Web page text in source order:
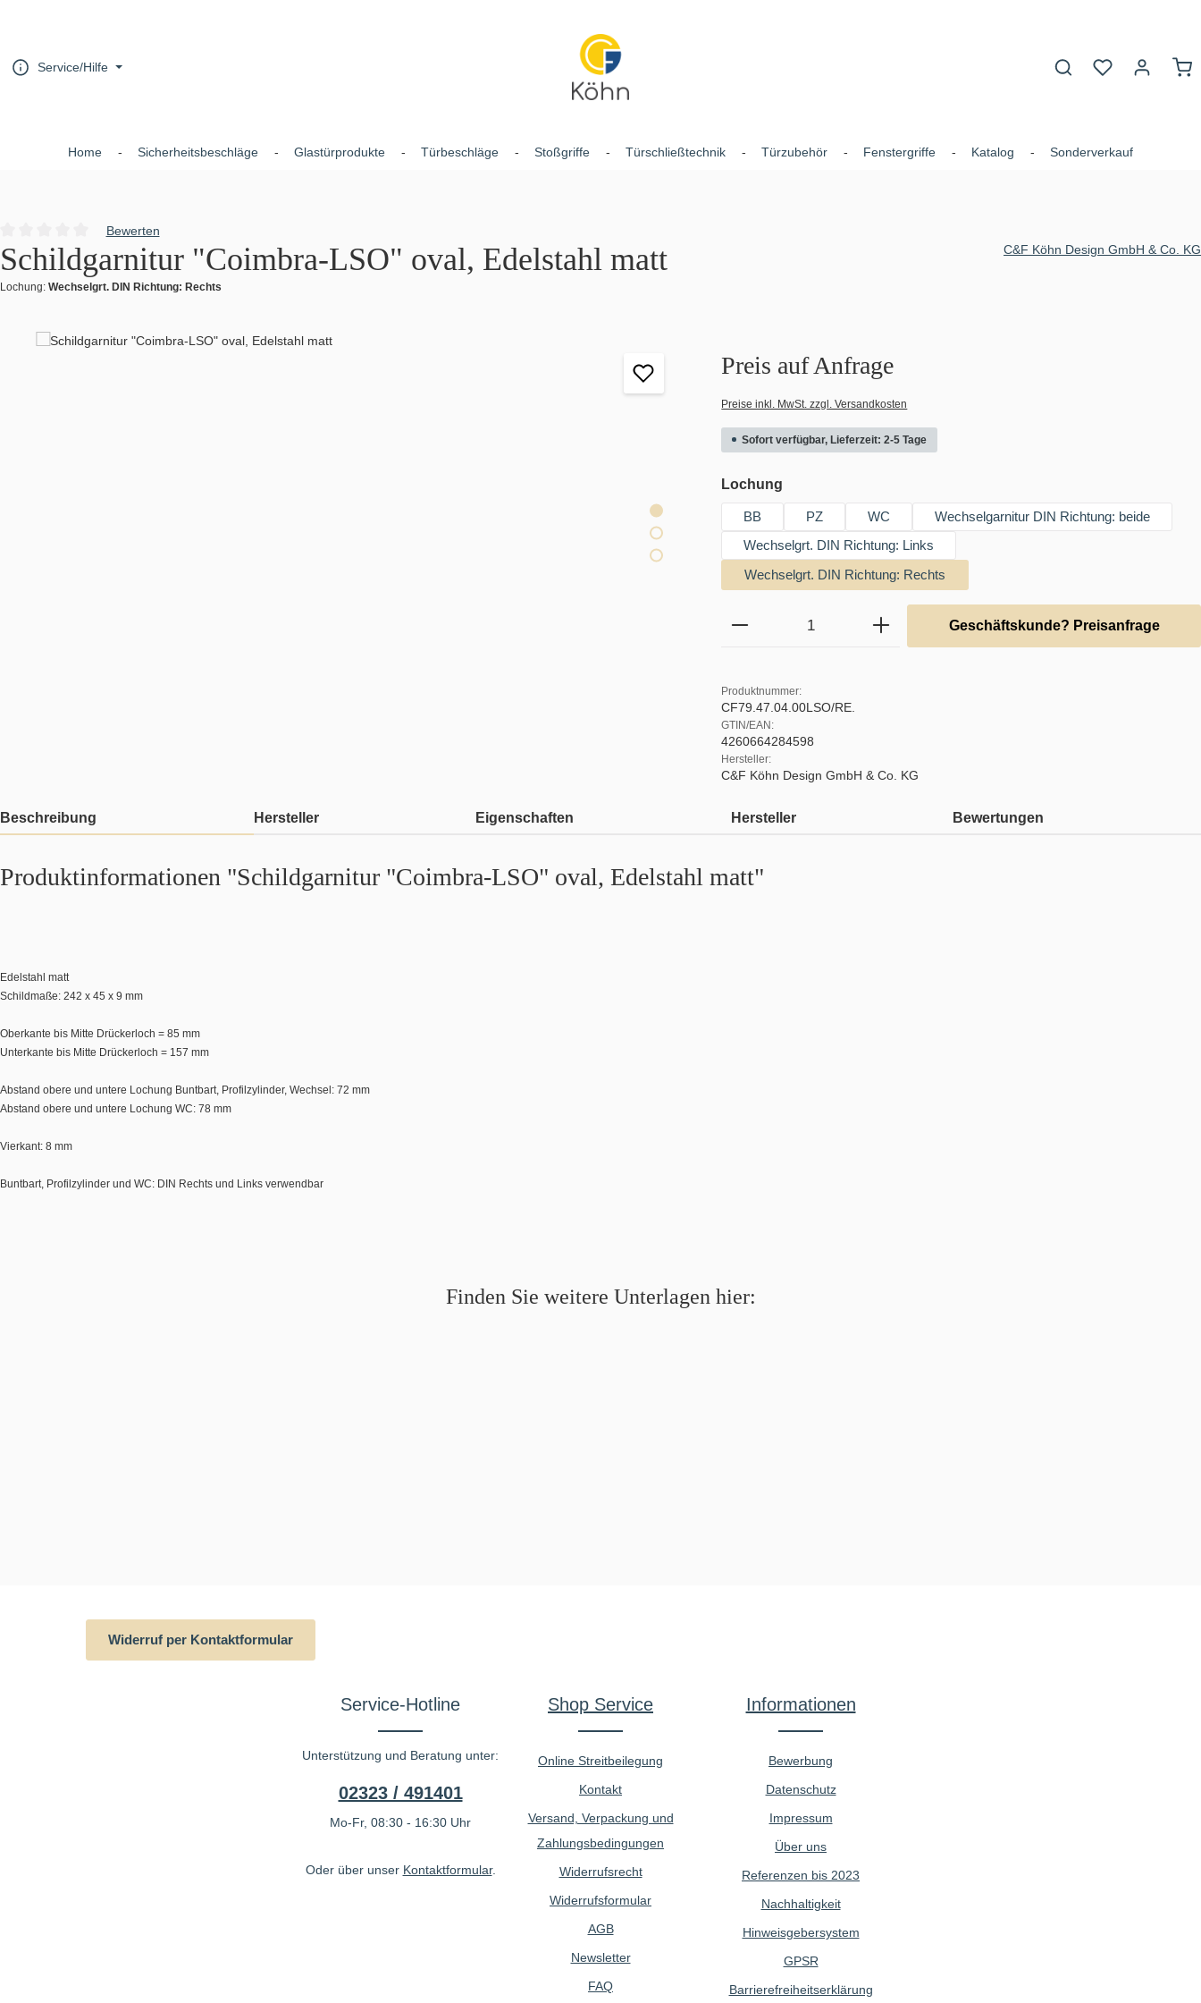
Service/Hilfe
Du hast 0
Home Sicherheitsbeschläge Glastürprodukte Türbeschläge Stoßgriffe Türschließtechnik Türzubehör Fenstergriffe Katalog Sonderverkauf
Durchschnittliche Bewertung von 0 von 5 Sternen
Bewerten
Schildgarnitur "Coimbra-LSO" oval, Edelstahl matt
Lochung: Wechselgrt. DIN Richtung: Rechts
C&F Köhn Design GmbH & Co. KG
Bildergalerie überspringen
Preis auf Anfrage
Preise inkl. MwSt. zzgl. Versandkosten
Sofort verfügbar, Lieferzeit: 2-5 Tage
Lochung
BB PZ WC
Wechselgarnitur DIN Richtung: beide
Wechselgrt. DIN Richtung: Links
Wechselgrt. DIN Richtung: Rechts
Produkt Anzahl: Gib den gewünschten Wert ein
Geschäftskunde? Preisanfrage
Produktnummer:
CF79.47.04.00LSO/RE.
GTIN/EAN:
4260664284598
Hersteller:
C&F Köhn Design GmbH & Co. KG
Beschreibung Hersteller Eigenschaften Hersteller Bewertungen
Produktinformationen "Schildgarnitur "Coimbra-LSO" oval, Edelstahl matt"
Edelstahl matt
Schildmaße: 242 x 45 x 9 mm
Oberkante bis Mitte Drückerloch = 85 mm
Unterkante bis Mitte Drückerloch = 157 mm
Abstand obere und untere Lochung Buntbart, Profilzylinder, Wechsel: 72 mm
Abstand obere und untere Lochung WC: 78 mm
Vierkant: 8 mm
Buntbart, Profilzylinder und WC: DIN Rechts und Links verwendbar
Finden Sie weitere Unterlagen hier:
Widerruf per Kontaktformular
Service-Hotline
Unterstützung und Beratung unter:
02323 / 491401
Mo-Fr, 08:30 - 16:30 Uhr
Oder über unser Kontaktformular.
Shop Service
Online Streitbeilegung
Kontakt
Versand, Verpackung und
Zahlungsbedingungen
Widerrufsrecht
Widerrufsformular
AGB
Newsletter
FAQ
Informationen
Bewerbung
Datenschutz
Impressum
Über uns
Referenzen bis 2023
Nachhaltigkeit
Hinweisgebersystem
GPSR
Barrierefreiheitserklärung